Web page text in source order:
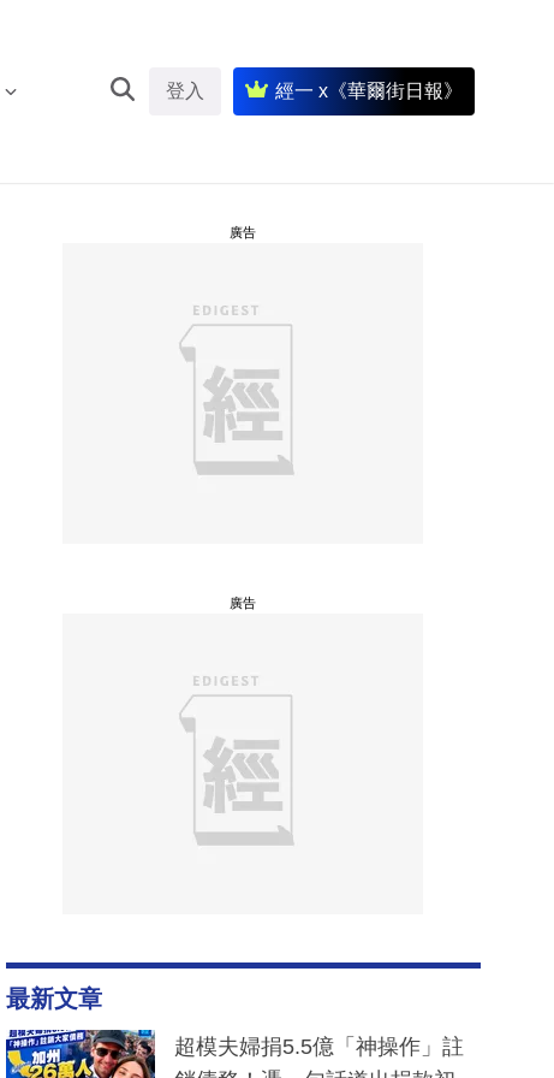
登入 經一 x《華爾街日報》
廣告
廣告
最新文章
超模夫婦捐5.5億「神操作」註